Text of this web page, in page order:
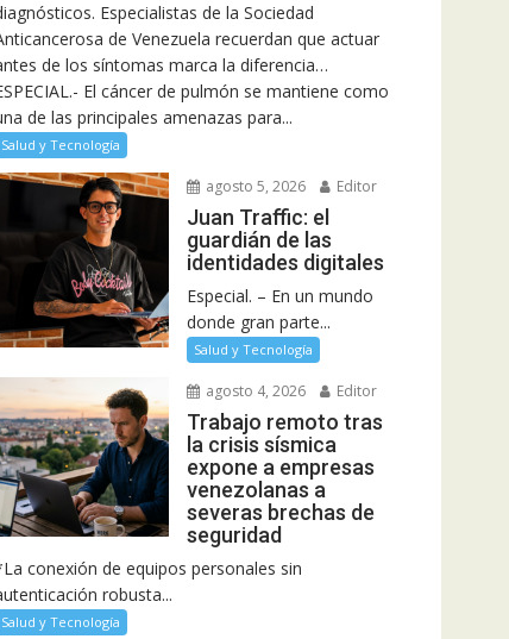
Especialistas de la Sociedad
de Venezuela recuerdan que actuar
de los síntomas marca la diferencia…
El cáncer de pulmón se mantiene como
de las principales amenazas para...
Salud y Tecnología
agosto 5, 2026 Editor
Juan Traffic: el
guardián de las
identidades digitales
Especial. – En un mundo
donde gran parte...
Salud y Tecnología
agosto 4, 2026 Editor
Trabajo remoto tras
la crisis sísmica
expone a empresas
venezolanas a
severas brechas de
seguridad
conexión de equipos personales sin
robusta...
Salud y Tecnología